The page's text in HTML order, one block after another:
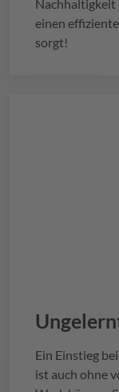
Nachhaltigkeit
einen
sorgt!
Ein Einstieg bei
ist auch ohne